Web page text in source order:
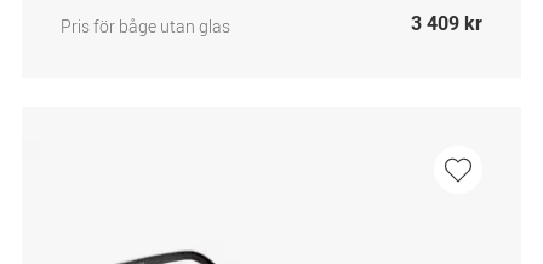
Pris för båge utan glas 3 409 kr